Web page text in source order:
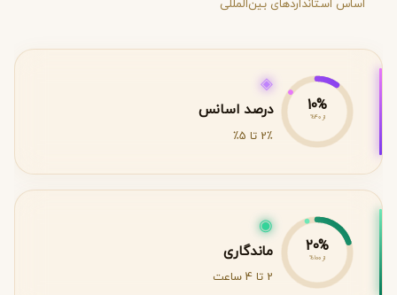
اساس استانداردهای بین‌المللی
10%
از 40%
◈
درصد اسانس
2٪ تا 5٪
20%
از 100%
◉
ماندگاری
2 تا 4 ساعت